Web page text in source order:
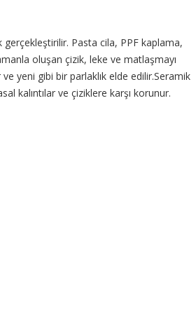
Pasta cila, PPF kaplama,
oluşan çizik, leke ve matlaşmayı
yeni gibi bir parlaklık elde edilir.Seramik
kalıntılar ve çiziklere karşı korunur.